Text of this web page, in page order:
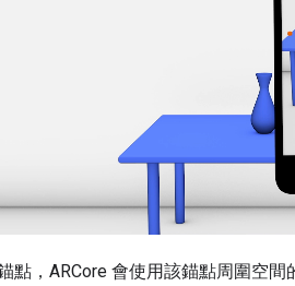
點，ARCore 會使用該錨點周圍空